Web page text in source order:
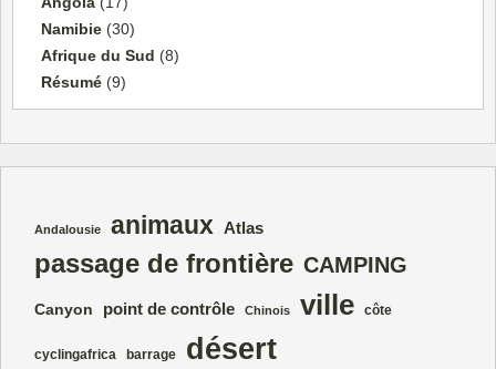
Namibie (30)
Afrique du Sud (8)
Résumé (9)
Andalousie animaux Atlas
passage de frontière CAMPING
Canyon point de contrôle Chinois ville côte
cyclingafrica barrage désert